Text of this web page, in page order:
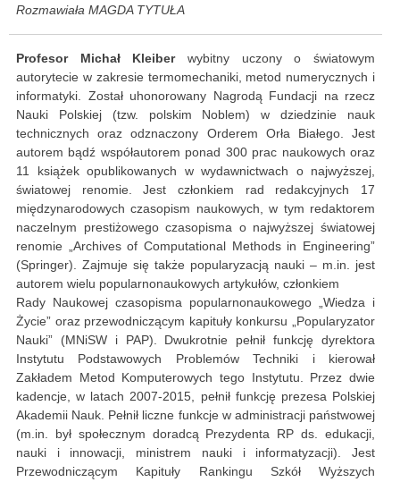
Rozmawiała MAGDA TYTUŁA
Profesor Michał Kleiberwybitny uczony o światowym
autorytecie w zakresie termomechaniki, metod numerycznych i
informatyki. Został uhonorowany Nagrodą Fundacji na rzecz
Nauki Polskiej (tzw. polskim Noblem) w dziedzinie nauk
technicznych oraz odznaczony Orderem Orła Białego. Jest
autorem bądź współautorem ponad 300 prac naukowych oraz
11 książek opublikowanych w wydawnictwach o najwyższej,
światowej renomie. Jest członkiem rad redakcyjnych 17
międzynarodowych czasopism naukowych, w tym redaktorem
naczelnym prestiżowego czasopisma o najwyższej światowej
renomie „Archives of Computational Methods in Engineering”
(Springer). Zajmuje się także popularyzacją nauki – m.in. jest
autorem wielu popularnonaukowych artykułów, członkiem
Rady Naukowej czasopisma popularnonaukowego „Wiedza i
Życie” oraz przewodniczącym kapituły konkursu „Popularyzator
Nauki” (MNiSW i PAP). Dwukrotnie pełnił funkcję dyrektora
Instytutu Podstawowych Problemów Techniki i kierował
Zakładem Metod Komputerowych tego Instytutu. Przez dwie
kadencje, w latach 2007-2015, pełnił funkcję prezesa Polskiej
Akademii Nauk. Pełnił liczne funkcje w administracji państwowej
(m.in. był społecznym doradcą Prezydenta RP ds. edukacji,
nauki i innowacji, ministrem nauki i informatyzacji). Jest
Przewodniczącym Kapituły Rankingu Szkół Wyższych